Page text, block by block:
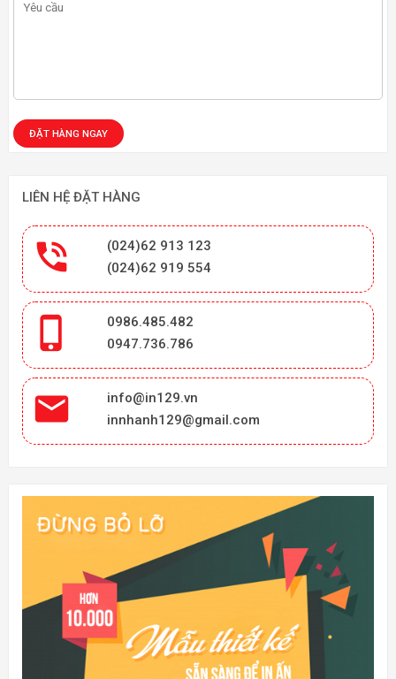
LIÊN HỆ ĐẶT HÀNG

(024)62 913 123
(024)62 919 554

0986.485.482
0947.736.786

info@in129.vn
innhanh129@gmail.com